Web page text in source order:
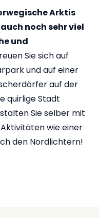
Arktis
noch sehr viel
und
Sie sich auf
und auf einer
auf der
quirlige Stadt
Sie selber mit
wie einer
den Nordlichtern!